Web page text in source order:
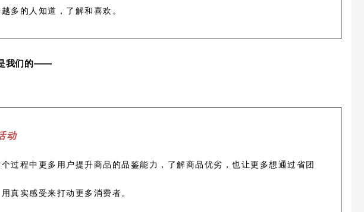
多的人知道，了解和喜欢。
我们的——
动
过程中更多用户提升商品的品鉴能力，了解商品优劣，也让更多想通过省团
真实感受来打动更多消费者。